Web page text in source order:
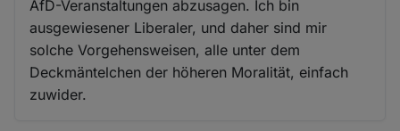
AfD-Veranstaltungen abzusagen. Ich bin
ausgewiesener Liberaler, und daher sind mir
solche Vorgehensweisen, alle unter dem
Deckmäntelchen der höheren Moralität, einfach
zuwider.